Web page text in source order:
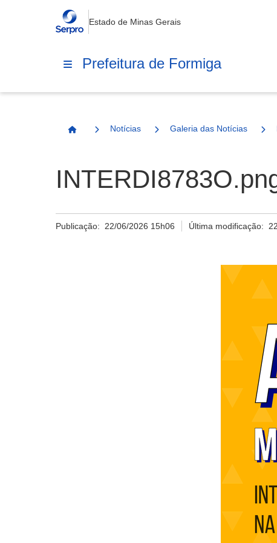
Estado de Minas Gerais
Prefeitura de Formiga
Página Inicial
Notícias Galeria das Notícias
Publicação: 22/06/2026 15h06 Última modificação: